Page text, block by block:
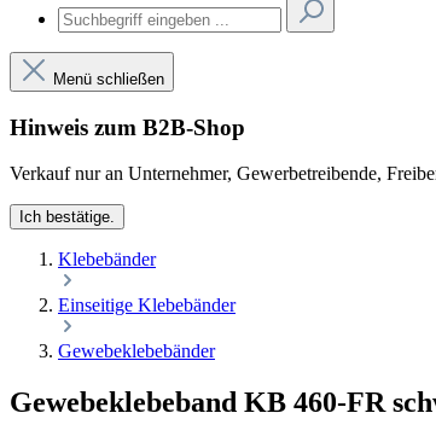
Menü schließen
Hinweis zum B2B-Shop
Verkauf nur an Unternehmer, Gewerbetreibende,
Ich bestätige.
Klebebänder
Einseitige Klebebänder
Gewebeklebebänder
Gewebeklebeband KB 460-FR